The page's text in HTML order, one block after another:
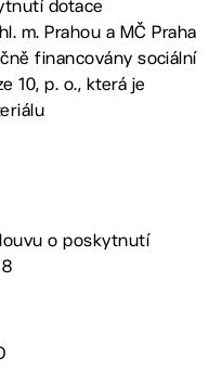
dotace
m. Prahou a MČ Praha
financovány sociální
10, p. o., která je
o poskytnutí